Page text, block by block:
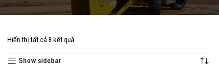
Hiển thị tất cả 8 kết quả
Show sidebar